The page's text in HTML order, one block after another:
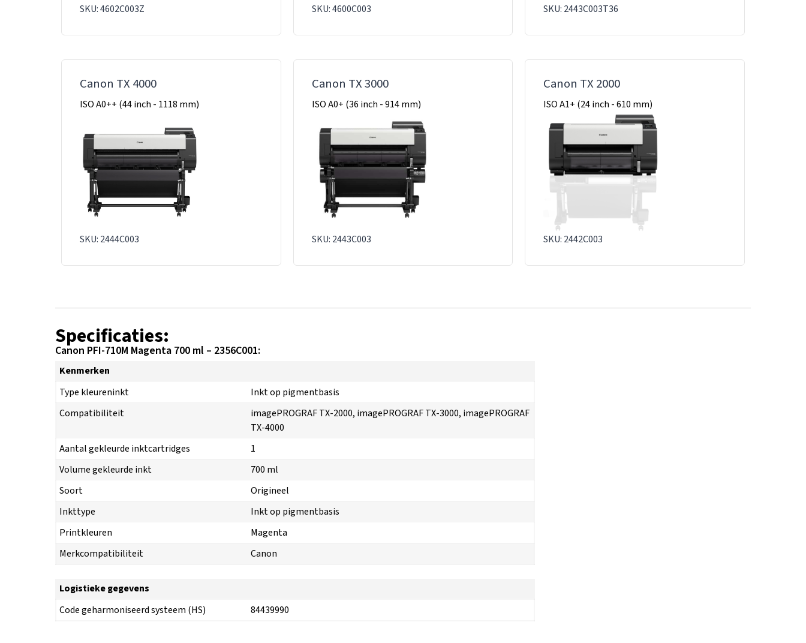
SKU: 4602C003Z SKU: 4600C003 SKU: 2443C003T36
Canon TX 4000
ISO A0++ (44 inch - 1118 mm)
SKU: 2444C003
Canon TX 3000
ISO A0+ (36 inch - 914 mm)
SKU: 2443C003
Canon TX 2000
ISO A1+ (24 inch - 610 mm)
SKU: 2442C003
Specificaties:
Canon PFI-710M Magenta 700 ml – 2356C001:
Kenmerken
Type kleureninkt
Inkt op pigmentbasis
Compatibiliteit
imagePROGRAF TX-2000, imagePROGRAF TX-3000, imagePROGRAF
TX-4000
Aantal gekleurde inktcartridges
1
Volume gekleurde inkt
700 ml
Soort
Origineel
Inkttype
Inkt op pigmentbasis
Printkleuren
Magenta
Merkcompatibiliteit
Canon
Logistieke gegevens
Code geharmoniseerd systeem (HS)
84439990